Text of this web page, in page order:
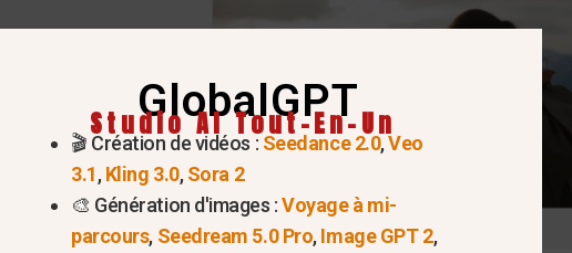
GlobalGPT
Studio AI Tout-En-Un
🎬 Création de vidéos : Seedance 2.0,Veo
3.1,Kling 3.0,Sora 2
🎨 Génération d'images :Voyage à mi-
parcours, Seedream 5.0 Pro,Image GPT 2,